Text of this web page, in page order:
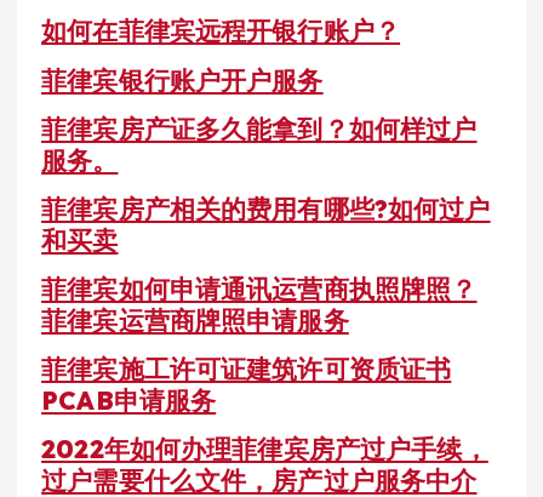
如何在菲律宾远程开银行账户？
菲律宾银行账户开户服务
菲律宾房产证多久能拿到？如何样过户
服务。
菲律宾房产相关的费用有哪些?如何过户
和买卖
菲律宾如何申请通讯运营商执照牌照？
菲律宾运营商牌照申请服务
菲律宾施工许可证建筑许可资质证书
PCAB申请服务
2022年如何办理菲律宾房产过户手续，
过户需要什么文件，房产过户服务中介